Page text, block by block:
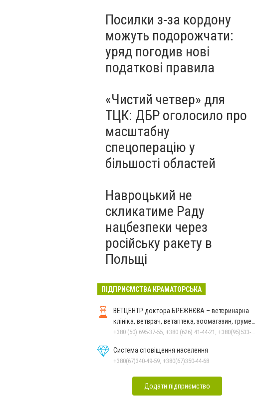
Посилки з-за кордону
можуть подорожчати:
уряд погодив нові
податкові правила
«Чистий четвер» для
ТЦК: ДБР оголосило про
масштабну
спецоперацію у
більшості областей
Навроцький не
скликатиме Раду
нацбезпеки через
російську ракету в
Польщі
ПІДПРИЄМСТВА КРАМАТОРСЬКА
ВЕТЦЕНТР доктора БРЕЖНЄВА – ветеринарна
клініка, ветврач, ветаптека, зоомагазин, грумер,
стрижки.
+380 (50) 695-37-55, +380 (626) 41-44-21, +380(95)533-90-03
Система сповіщення населення
+380(67)340-49-59, +380(67)350-44-68
Додати підприємство